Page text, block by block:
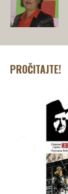
PROČITAJTE!